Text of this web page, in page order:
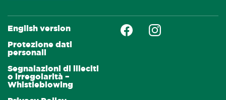
English version
Protezione dati
personali
Segnalazioni di illeciti
o irregolarità –
Whistleblowing
FaceboockInstagram